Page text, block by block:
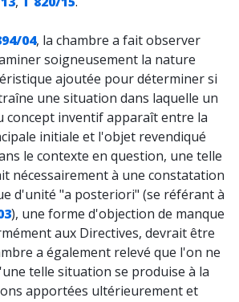
04, la chambre a fait observer
soigneusement la nature
ajoutée pour déterminer si
une situation dans laquelle un
concept inventif apparaît entre la
initiale et l'objet revendiqué
le contexte en question, une telle
nécessairement à une constatation
d'unité "a posteriori" (se référant à
), une forme d'objection de manque
aux Directives, devrait être
a également relevé que l'on ne
telle situation se produise à la
apportées ultérieurement et